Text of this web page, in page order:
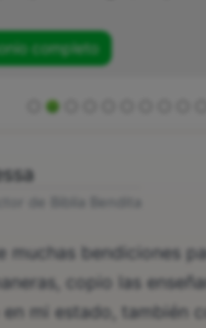
completo
muchas bendiciones
copio las
mi estado, también